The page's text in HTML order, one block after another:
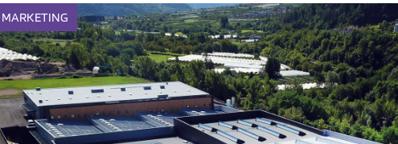
MARKETING